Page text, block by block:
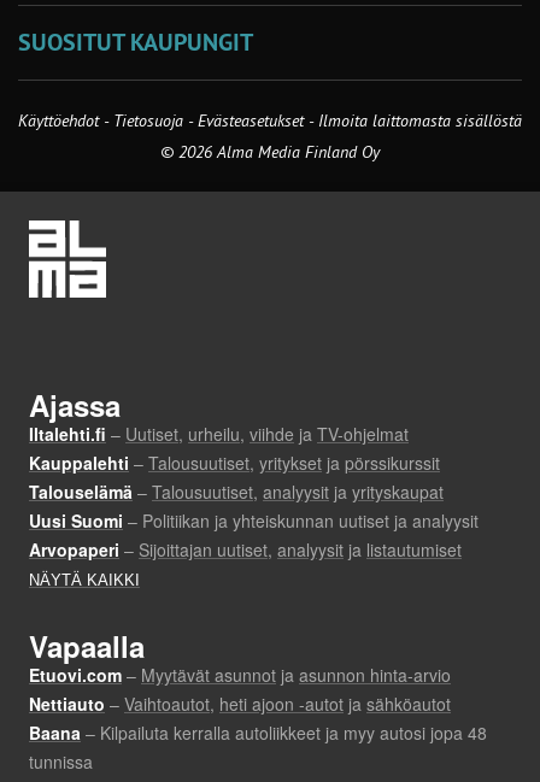
SUOSITUT KAUPUNGIT
Käyttöehdot - Tietosuoja -Evästeasetukset- Ilmoita laittomasta sisällöstä
© 2026 Alma Media Finland Oy